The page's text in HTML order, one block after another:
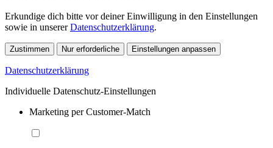
Erkundige dich bitte vor deiner Einwilligung in den Einstellungen
sowie in unsererDatenschutzerklärung.
Zustimmen Nur erforderliche Einstellungen anpassen
Datenschutzerklärung
Individuelle Datenschutz-Einstellungen
Marketing per Customer-Match